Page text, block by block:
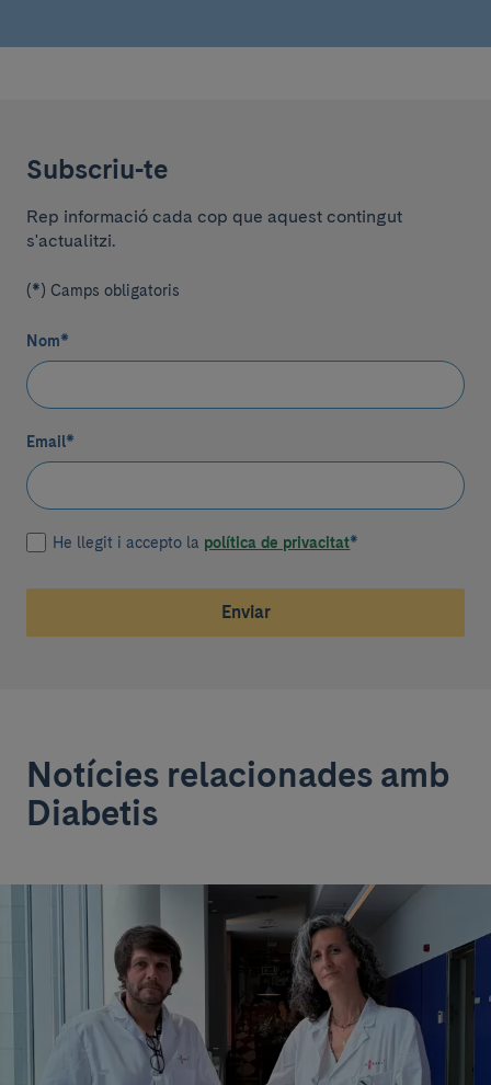
Subscriu-te
Rep informació cada cop que aquest contingut
s'actualitzi.
(*) Camps obligatoris
Nom*
Email*
He llegit i accepto la política de privacitat*
Enviar
Notícies relacionades amb
Diabetis